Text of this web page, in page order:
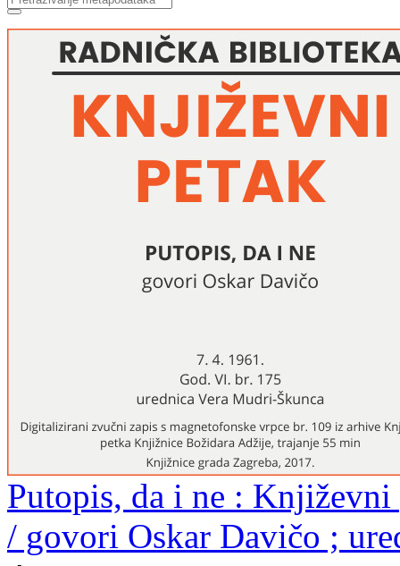
Putopis, da i ne :
/ govori Oskar Davičo ;